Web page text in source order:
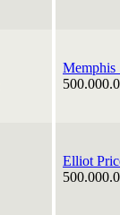
Memphis
Elliot